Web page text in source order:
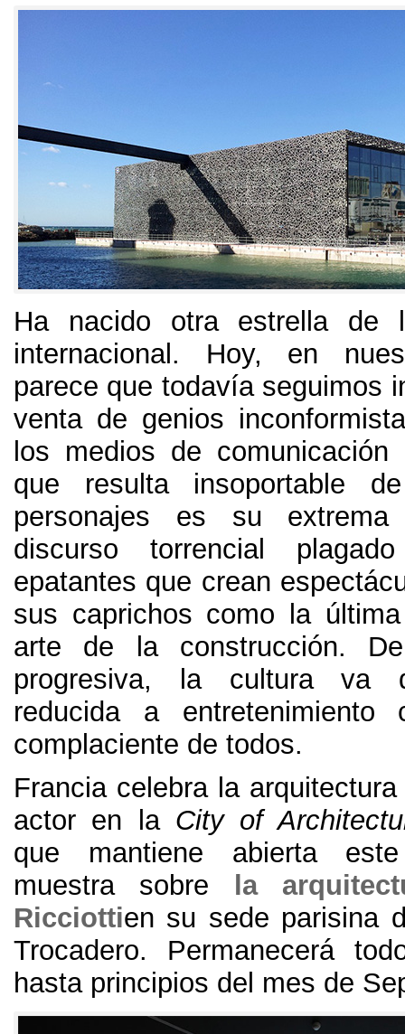
Ha nacido otra estrella de
internacional. Hoy, en
parece que todavía seguimos
venta de genios
los medios de comunicación
que resulta insoportable
personajes es su extrema
discurso torrencial
epatantes que crean
sus caprichos como la
arte de la construcción.
progresiva, la cultura va
reducida a
complaciente de todos.
Francia celebra la
actor en la City of
que mantiene abierta
muestra sobre
la
Ricciottien su sede parisina
Trocadero. Permanecerá
hasta principios del mes de